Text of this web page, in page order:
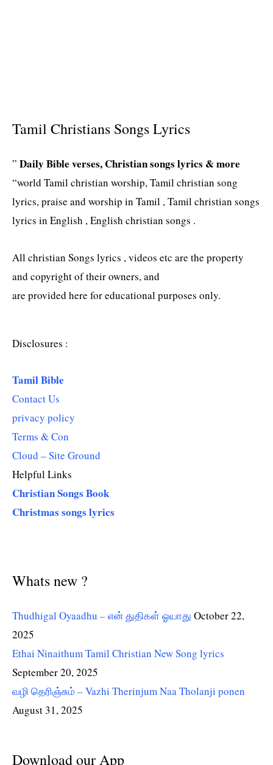
Tamil Christians Songs Lyrics
” Daily Bible verses, Christian songs lyrics & more
“world Tamil christian worship, Tamil christian song
lyrics, praise and worship in Tamil , Tamil christian songs
lyrics in English , English christian songs .
All christian Songs lyrics , videos etc are the property
and copyright of their owners, and
are provided here for educational purposes only.
Disclosures :
Tamil Bible
Contact Us
privacy policy
Terms & Con
Cloud – Site Ground
Helpful Links
Christian Songs Book
Christmas songs lyrics
Whats new ?
Thudhigal Oyaadhu – என் துதிகள் ஓயாது October 22,
2025
Ethai Ninaithum Tamil Christian New Song lyrics
September 20, 2025
வழி தெரிஞ்சும் – Vazhi Therinjum Naa Tholanji ponen
August 31, 2025
Download our App